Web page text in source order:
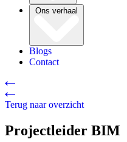
Ons verhaal
Blogs
Contact
Terug naar overzicht
Projectleider BIM